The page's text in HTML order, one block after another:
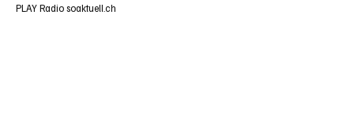
PLAY Radio soaktuell.ch